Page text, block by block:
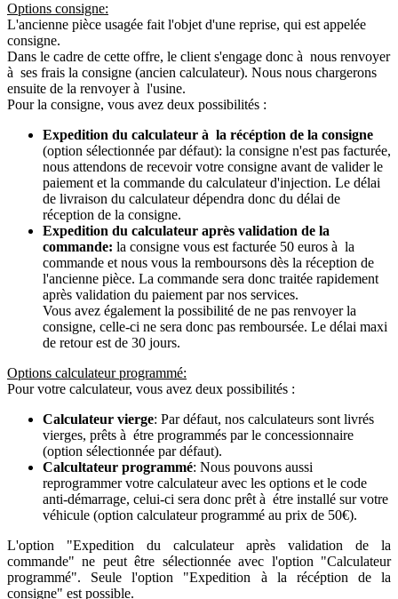
Options consigne:
L'ancienne pièce usagée fait l'objet d'une reprise, qui est appelée
consigne.
Dans le cadre de cette offre, le client s'engage donc à nous renvoyer
à ses frais la consigne (ancien calculateur). Nous nous chargerons
ensuite de la renvoyer à l'usine.
Pour la consigne, vous avez deux possibilités :
Expedition du calculateur à la récéption de la consigne
(option sélectionnée par défaut): la consigne n'est pas facturée,
nous attendons de recevoir votre consigne avant de valider le
paiement et la commande du calculateur d'injection. Le délai
de livraison du calculateur dépendra donc du délai de
réception de la consigne.
Expedition du calculateur après validation de la
commande: la consigne vous est facturée 50 euros à la
commande et nous vous la remboursons dès la réception de
l'ancienne pièce. La commande sera donc traitée rapidement
après validation du paiement par nos services.
Vous avez également la possibilité de ne pas renvoyer la
consigne, celle-ci ne sera donc pas remboursée. Le délai maxi
de retour est de 30 jours.
Options calculateur programmé:
Pour votre calculateur, vous avez deux possibilités :
Calculateur vierge: Par défaut, nos calculateurs sont livrés
vierges, prêts à étre programmés par le concessionnaire
(option sélectionnée par défaut).
Calcultateur programmé: Nous pouvons aussi
reprogrammer votre calculateur avec les options et le code
anti-démarrage, celui-ci sera donc prêt à étre installé sur votre
véhicule (option calculateur programmé au prix de 50€).
L'option "Expedition du calculateur après validation de la
commande" ne peut être sélectionnée avec l'option "Calculateur
programmé". Seule l'option "Expedition à la récéption de la
consigne" est possible.